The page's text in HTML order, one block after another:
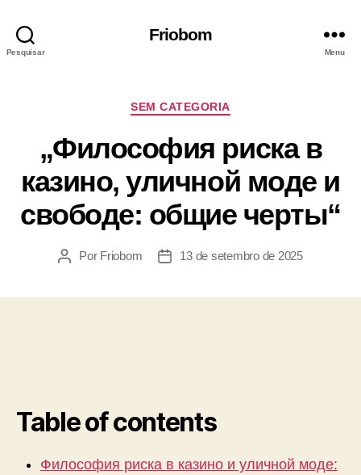
Pesquisar
Friobom
Menu
SEM CATEGORIA
„Философия риска в
казино, уличной моде и
свободе: общие черты“
Por Friobom 13 de setembro de 2025
Table of contents
Философия риска в казино и уличной моде: